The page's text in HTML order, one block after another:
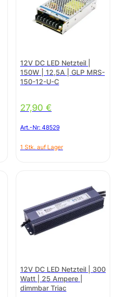
12V DC LED Netzteil |
150W | 12,5A | GLP MRS-
150-12-U-C
27,90 €
Art.-Nr: 48529
1 Stk. auf Lager
12V DC LED Netzteil | 300
Watt | 25 Ampere |
dimmbar Triac